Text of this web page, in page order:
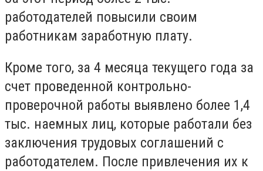
работодателей повысили своим
работникам заработную плату.
Кроме того, за 4 месяца текущего года за
счет проведенной контрольно-
проверочной работы выявлено более 1,4
тыс. наемных лиц, которые работали без
заключения трудовых соглашений с
работодателем. После привлечения их к